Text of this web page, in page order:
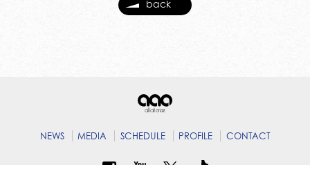
back
NEWS MEDIA SCHEDULE PROFILE CONTACT